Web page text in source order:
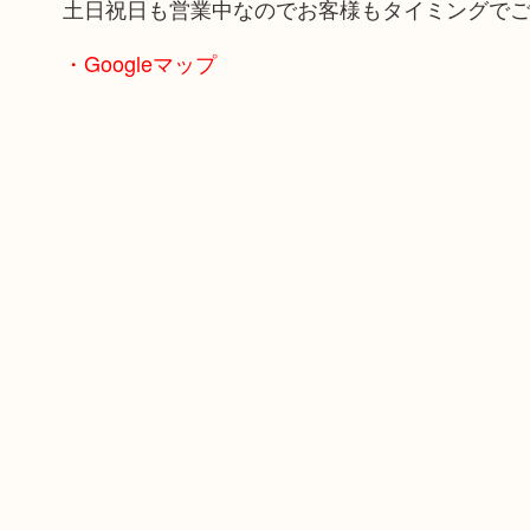
土日祝日も営業中なのでお客様もタイミングで
・Googleマップ